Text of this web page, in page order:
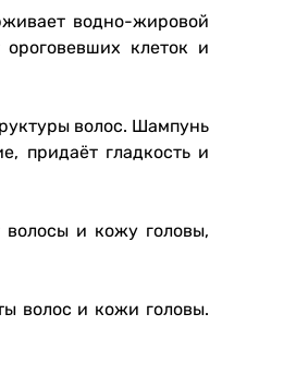
водно-жировой
клеток и
волос. Шампунь
придаёт гладкость и
и кожу головы,
волос и кожи головы.